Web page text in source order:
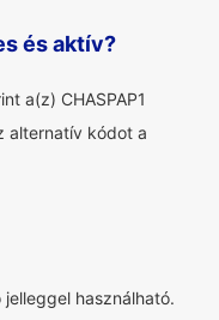
és aktív?
a(z) CHASPAP1
alternatív kódot a
használható.